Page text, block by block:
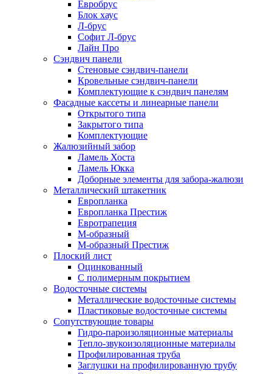
Евробрус
Блок хаус
Л-брус
Софит Л-брус
Лайн Про
Сэндвич панели
Стеновые сэндвич-панели
Кровельные сэндвич-панели
Комплектующие к сэндвич панелям
Фасадные кассеты и линеарные панели
Открытого типа
Закрытого типа
Комплектующие
Жалюзийный забор
Ламель Хоста
Ламель Юкка
Доборные элементы для забора-жалюзи
Металлический штакетник
Европланка
Европланка Престиж
Евротрапеция
М-образный
М-образный Престиж
Плоский лист
Оцинкованный
С полимерным покрытием
Водосточные системы
Металлические водосточные системы
Пластиковые водосточные системы
Сопутствующие товары
Гидро-пароизоляционные материалы
Тепло-звукоизоляционные материалы
Профилированная труба
Заглушки на профилированную трубу